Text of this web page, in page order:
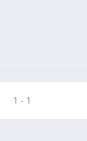
1 - 1